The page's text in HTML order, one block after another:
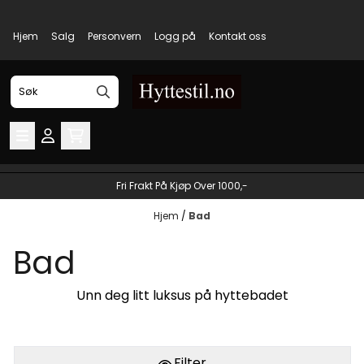
Hjem Salg Personvern Logg på Kontakt oss
Fri Frakt På Kjøp Over 1000,-
Hjem / Bad
Bad
Unn deg litt luksus på hyttebadet